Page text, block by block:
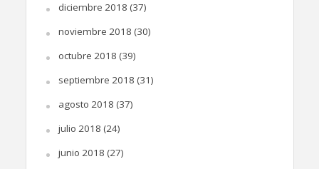
diciembre 2018 (37)
noviembre 2018 (30)
octubre 2018 (39)
septiembre 2018 (31)
agosto 2018 (37)
julio 2018 (24)
junio 2018 (27)